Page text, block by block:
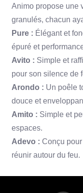
Animo propose une
granulés, chacun
Pure : Élégant et
épuré et
Avito : Simple et
pour son silence de
Arondo : Un poêle
douce et
Amito : Simple et
espaces.
Adevo : Conçu
réunir autour du feu.